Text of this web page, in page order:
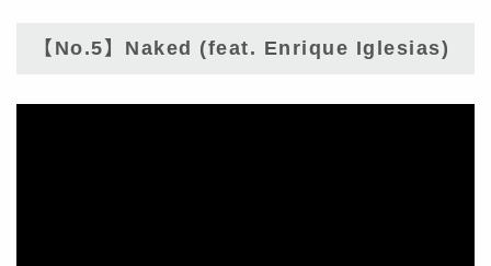
【No.5】Naked (feat. Enrique Iglesias)